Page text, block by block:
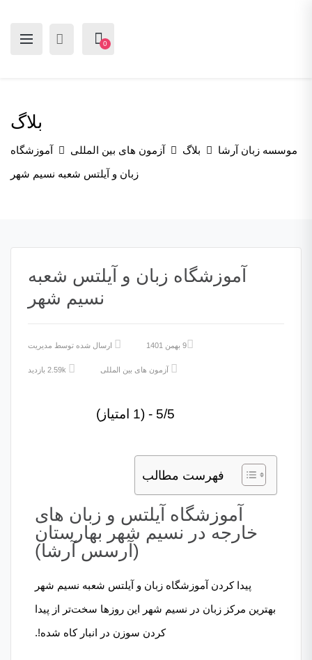
0
بلاگ
موسسه زبان آرشا بلاگ آزمون های بین المللی
آموزشگاه
زبان و آیلتس شعبه نسیم شهر
آموزشگاه زبان و آیلتس شعبه
نسیم شهر
9 بهمن 1401 ارسال شده توسط مدیریت
آزمون های بین المللی
5/5 - (1 امتیاز)
فهرست مطالب
آموزشگاه آیلتس و زبان های
خارجه در نسیم شهر بهارستان
(آرسس آرشا)
پیدا کردن آموزشگاه زبان و آیلتس شعبه نسیم شهر
بهترین مرکز زبان در نسیم شهر این روزها سخت‌تر از پیدا
کردن سوزن در انبار کاه شده!.